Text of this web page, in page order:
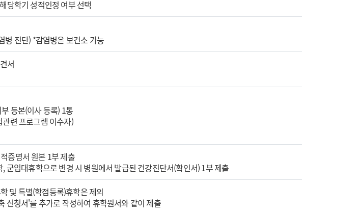
당학기 성적인정 여부 선택
병 진단) *감염병은 보건소 가능
서
등본(이사 등록) 1통
련 프로그램 이수자)
증명서 원본 1부 제출
군입대휴학으로 변경 시 병원에서 발급된 건강진단서(확인서) 1부 제출
및 특별(학점등록)휴학은 제외
신청서'를 추가로 작성하여 휴학원서와 같이 제출